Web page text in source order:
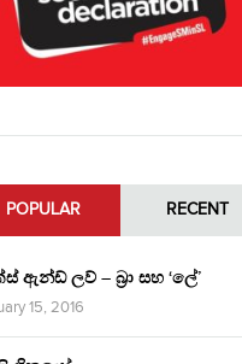
POPULAR RECENT
ඇන්ඩ් ලව් – බ්‍රා සහ ‘ලේ’
15, 2016